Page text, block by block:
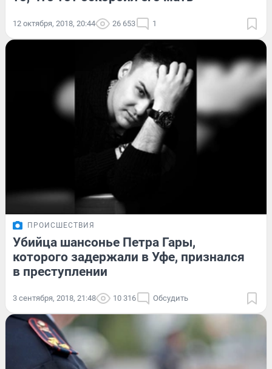
12 октября, 2018, 20:44 26 653 1
ПРОИСШЕСТВИЯ
Убийца шансонье Петра Гары,
которого задержали в Уфе, признался
в преступлении
3 сентября, 2018, 21:48 10 316 Обсудить